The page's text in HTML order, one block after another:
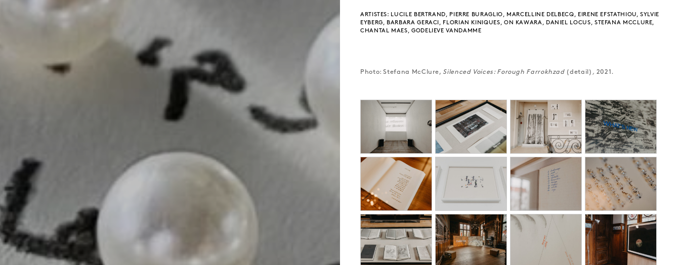
ARTISTES: LUCILE BERTRAND, PIERRE BURAGLIO, MARCELLINE DELBECQ, EIRENE EFSTATHIOU, SYLVIE
EYBERG, BARBARA GERACI, FLORIAN KINIQUES, ON KAWARA, DANIEL LOCUS, STEFANA MCCLURE,
CHANTAL MAES, GODELIEVE VANDAMME
Photo: Stefana McClure, Silenced Voices: Forough Farrokhzad (detail) , 2021 .